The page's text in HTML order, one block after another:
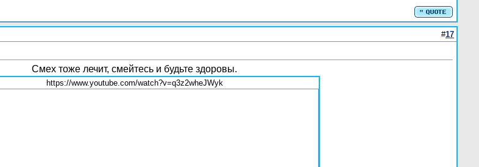
#17
Смех тоже лечит, смейтесь и будьте здоровы.
https://www.youtube.com/watch?v=q3z2wheJWyk